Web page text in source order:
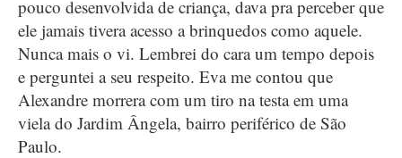
pouco desenvolvida de criança, dava pra perceber que
ele jamais tivera acesso a brinquedos como aquele.
Nunca mais o vi. Lembrei do cara um tempo depois
e perguntei a seu respeito. Eva me contou que
Alexandre morrera com um tiro na testa em uma
viela do Jardim Ângela, bairro periférico de São
Paulo.